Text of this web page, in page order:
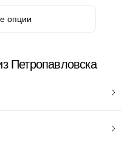
опции
Петропавловска